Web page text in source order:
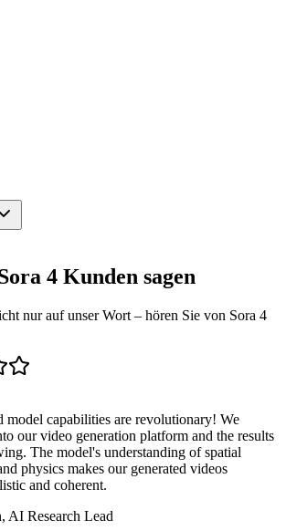
4 Kunden sagen
nur auf unser Wort – hören Sie von Sora 4
model capabilities are revolutionary! We
our video generation platform and the results
The model's understanding of spatial
physics makes our generated videos
and coherent.
, AI Research Lead